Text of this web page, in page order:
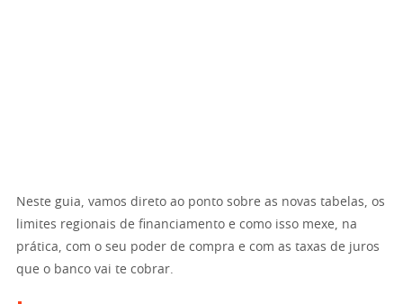
Neste guia, vamos direto ao ponto sobre as novas tabelas, os
limites regionais de financiamento e como isso mexe, na
prática, com o seu poder de compra e com as taxas de juros
que o banco vai te cobrar.